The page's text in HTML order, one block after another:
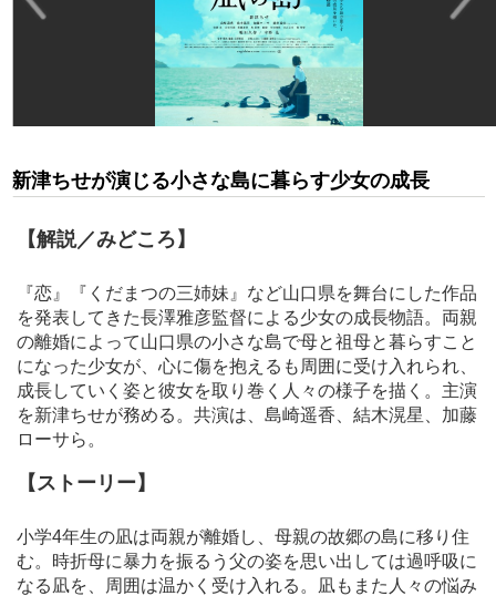
新津ちせが演じる小さな島に暮らす少女の成長
【解説／みどころ】
『恋』『くだまつの三姉妹』など山口県を舞台にした作品
を発表してきた長澤雅彦監督による少女の成長物語。両親
の離婚によって山口県の小さな島で母と祖母と暮らすこと
になった少女が、心に傷を抱えるも周囲に受け入れられ、
成長していく姿と彼女を取り巻く人々の様子を描く。主演
を新津ちせが務める。共演は、島崎遥香、結木滉星、加藤
ローサら。
【ストーリー】
小学4年生の凪は両親が離婚し、母親の故郷の島に移り住
む。時折母に暴力を振るう父の姿を思い出しては過呼吸に
なる凪を、周囲は温かく受け入れる。凪もまた人々の悩み